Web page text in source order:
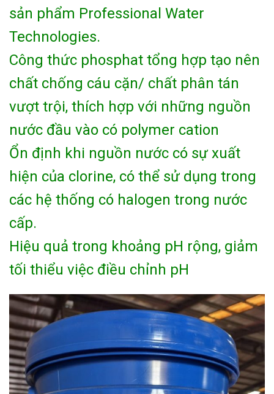
sản phẩm Professional Water
Technologies.
Công thức phosphat tổng hợp tạo nên
chất chống cáu cặn/ chất phân tán
vượt trội, thích hợp với những nguồn
nước đầu vào có polymer cation
Ổn định khi nguồn nước có sự xuất
hiện của clorine, có thể sử dụng trong
các hệ thống có halogen trong nước
cấp.
Hiệu quả trong khoảng pH rộng, giảm
tối thiểu việc điều chỉnh pH